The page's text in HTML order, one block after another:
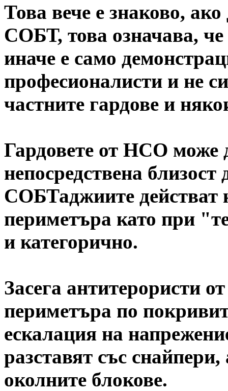
Това вече е знаково,
СОБТ, това означава,
иначе е само
професионалисти и не
частните гардове и
Гардовете от НСО може
непосредствена
СОБТаджиите действат
периметъра като при
и категорично.
Засега антитерористи
периметъра по
ескалация на
разставят със
околните блокове.